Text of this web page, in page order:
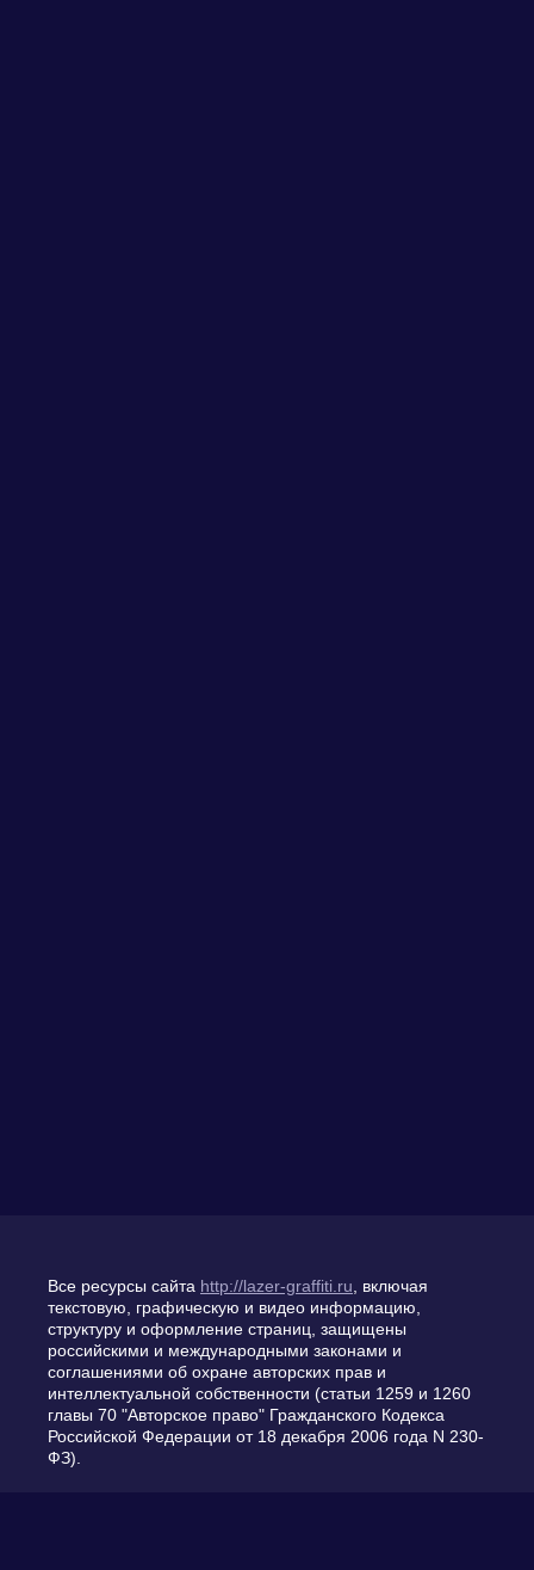
Все ресурсы сайта http://lazer-graffiti.ru , включая
текстовую, графическую и видео информацию,
структуру и оформление страниц, защищены
российскими и международными законами и
соглашениями об охране авторских прав и
интеллектуальной собственности (статьи 1259 и 1260
главы 70 "Авторское право" Гражданского Кодекса
Российской Федерации от 18 декабря 2006 года N 230-
ФЗ).